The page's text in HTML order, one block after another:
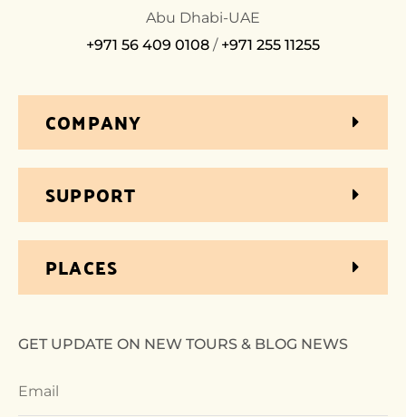
Abu Dhabi-UAE
+971 56 409 0108 / +971 255 11255
COMPANY
SUPPORT
PLACES
GET UPDATE ON NEW TOURS & BLOG NEWS